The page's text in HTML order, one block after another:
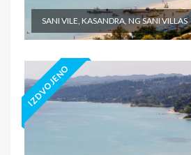
SANI VILE, KASANDRA, NG SANI VILLAS
IZDVOJENO